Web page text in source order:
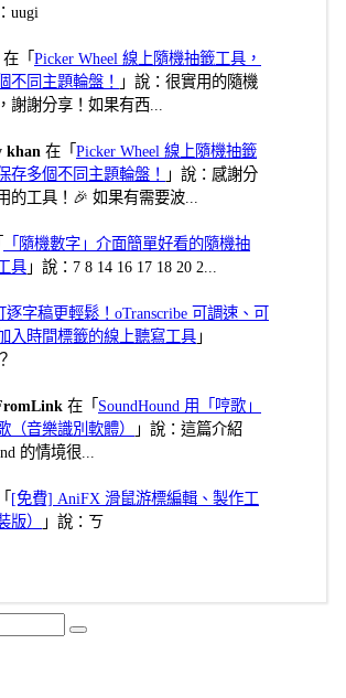
uugi
在「Picker Wheel 線上隨機抽籤工具，
不同主題輪盤！
」說：很實用的隨機
謝謝分享！如果有西...
khan 在「Picker Wheel 線上隨機抽籤
存多個不同主題輪盤！
」說：感謝分
的工具！🎉 如果有需要波...
「隨機數字」介面簡單好看的隨機抽
具 」說：7 8 14 16 17 18 20 2...
逐字稿更輕鬆！oTranscribe 可調速、可
入時間標籤的線上聽寫工具 」
在「 SoundHound 用「哼歌」
（音樂識別軟體）
」說：這篇介紹
的情境很...
[免費] AniFX 滑鼠游標編輯、製作工
版）
」說：ㄎ
Search